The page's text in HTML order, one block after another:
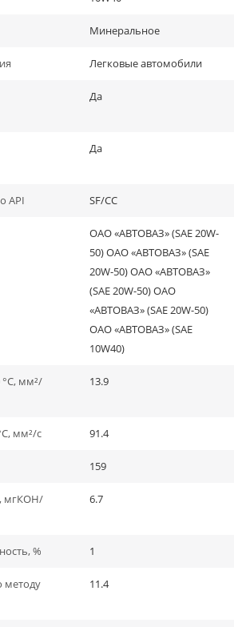
Минеральное
Легковые автомобили
Да
Да
API SF/CC
ОАО «АВТОВАЗ» (SAE 20W-
50) ОАО «АВТОВАЗ» (SAE
20W-50) ОАО «АВТОВАЗ»
(SAE 20W-50) ОАО
«АВТОВАЗ» (SAE 20W-50)
ОАО «АВТОВАЗ» (SAE
10W40)
°C, мм²/
13.9
мм²/с 91.4
159
мгКОН/
6.7
% 1
методу
11.4